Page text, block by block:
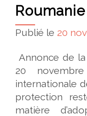
Roumanie
Publié le 20
Annonce de
20
internationale
protection
matière